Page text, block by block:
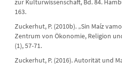
zur Kulturwissenschaft, Bd. 84.
163.
Zuckerhut, P. (2010b). „Sin Maíz
Zentrum von Ökonomie, Religion
(1), 57-71.
Zuckerhut, P. (2016). Autorität und